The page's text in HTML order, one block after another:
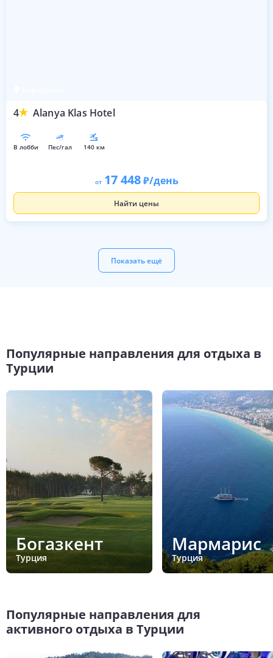
4 Alanya Klas Hotel
в лобби пес/гал 140 км
от 17 448 /день
Найти цены
Показать ещё
Популярные направления для отдыха в
Турции
Богазкент
Турция
Мармарис
Турция
Популярные направления для
активного отдыха в Турции